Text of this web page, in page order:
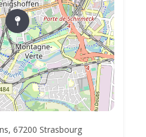
67200 Strasbourg